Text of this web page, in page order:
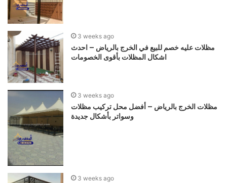
3 weeks ago
مظلات عليه خصم للبيع في الخرج بالرياض – احدث
اشكال المظلات بأقوى الخصومات
3 weeks ago
مظلات الخرج بالرياض – أفضل محل تركيب مظلات
وسواتر بأشكال جديدة
3 weeks ago